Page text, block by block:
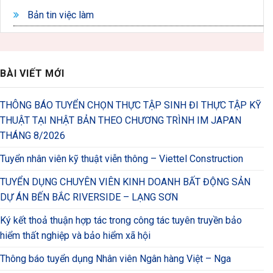
Bản tin việc làm
BÀI VIẾT MỚI
THÔNG BÁO TUYỂN CHỌN THỰC TẬP SINH ĐI THỰC TẬP KỸ
THUẬT TẠI NHẬT BẢN THEO CHƯƠNG TRÌNH IM JAPAN
THÁNG 8/2026
Tuyển nhân viên kỹ thuật viễn thông – Viettel Construction
TUYỂN DỤNG CHUYÊN VIÊN KINH DOANH BẤT ĐỘNG SẢN
DỰ ÁN BẾN BẮC RIVERSIDE – LẠNG SƠN
Ký kết thoả thuận hợp tác trong công tác tuyên truyền bảo
hiểm thất nghiệp và bảo hiểm xã hội
Thông báo tuyển dụng Nhân viên Ngân hàng Việt – Nga